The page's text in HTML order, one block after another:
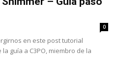
0
en este post tutorial
guía a C3PO, miembro de la